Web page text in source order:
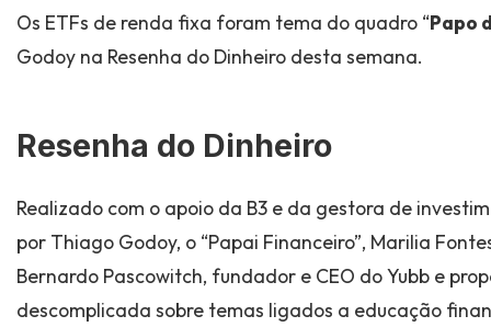
Os ETFs de renda fixa foram tema do quadro “Papo
Godoy na Resenha do Dinheiro desta semana.
Resenha do Dinheiro
Realizado com o apoio da B3 e da gestora de
por Thiago Godoy, o “Papai Financeiro”, Marilia
Bernardo Pascowitch, fundador e CEO do Yubb e
descomplicada sobre temas ligados a educação